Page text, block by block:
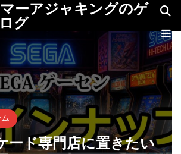
ーアジャキングのゲ
グ
ード専門店に置きたい